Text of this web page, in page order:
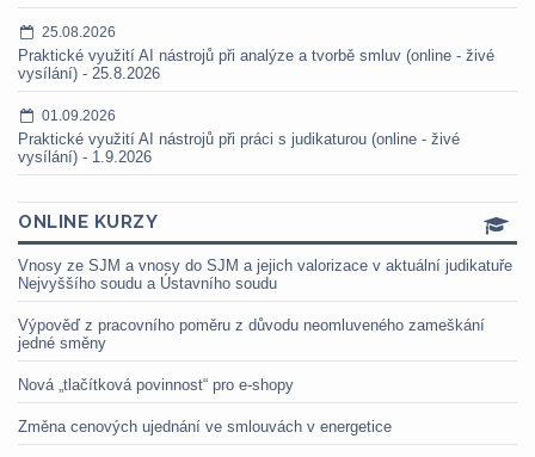
25.08.2026
Praktické využití AI nástrojů při analýze a tvorbě smluv (online - živé
vysílání) - 25.8.2026
01.09.2026
Praktické využití AI nástrojů při práci s judikaturou (online - živé
vysílání) - 1.9.2026
ONLINE KURZY
Vnosy ze SJM a vnosy do SJM a jejich valorizace v aktuální judikatuře
Nejvyššího soudu a Ústavního soudu
Výpověď z pracovního poměru z důvodu neomluveného zameškání
jedné směny
Nová „tlačítková povinnost“ pro e-shopy
Změna cenových ujednání ve smlouvách v energetice